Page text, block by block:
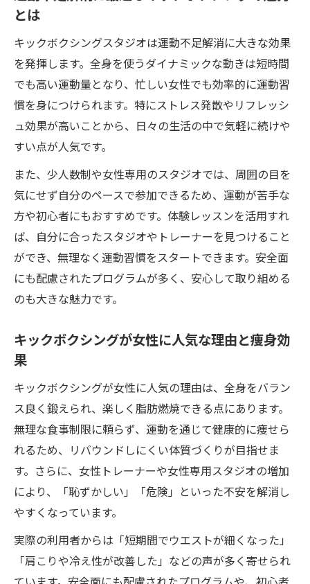
キックボクシングが女性の美しさを引き出
す秘訣
理想の体型を目指す女性とキックボクシン
グ活用法
とは
キックボクシングスタジオは運動不足解消に大きな効果
を発揮します。全身を使うダイナミックな動きは短時間
でも高い運動量となり、忙しい女性でも効率的に運動習
慣を身につけられます。特にストレス発散やリフレッシ
ュ効果が高いことから、日々の生活の中で気軽に続けや
すい点が人気です。
また、少人数制や女性専用のスタジオでは、周囲の目を
気にせず自分のペースで参加できるため、運動が苦手な
方や初心者にもおすすめです。体験レッスンを活用すれ
ば、自分に合ったスタジオやトレーナーを見つけること
ができ、無理なく運動習慣をスタートできます。安全面
にも配慮されたプログラムが多く、安心して取り組める
のも大きな魅力です。
キックボクシングが女性に人気な理由と痩身効
果
キックボクシングが女性に人気の理由は、全身をバラン
ス良く鍛えられ、楽しく脂肪燃焼できる点にあります。
無理な食事制限に頼らず、運動を通じて健康的に痩せら
れるため、リバウンドしにくい体質づくりが目指せま
す。さらに、女性トレーナーや女性専用スタジオの増加
により、「恥ずかしい」「危険」といった不安を解消し
やすくなっています。
実際の利用者からは「短期間でウエストが細くなった」
「肩こりや冷え性が改善した」などの声が多く寄せられ